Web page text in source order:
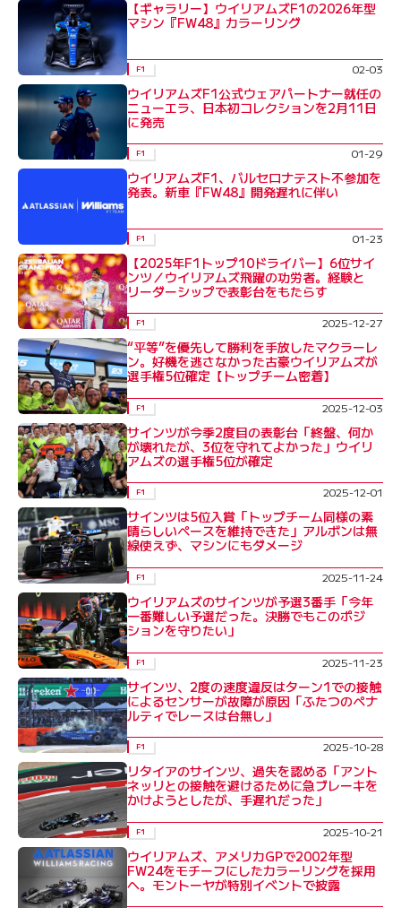
【ギャラリー】ウイリアムズF1の2026年型
マシン『FW48』カラーリング
F1 02-03
ウイリアムズF1公式ウェアパートナー就任の
ニューエラ、日本初コレクションを2月11日
に発売
F1 01-29
ウイリアムズF1、バルセロナテスト不参加を
発表。新車『FW48』開発遅れに伴い
F1 01-23
【2025年F1トップ10ドライバー】6位サイ
ンツ／ウイリアムズ飛躍の功労者。経験と
リーダーシップで表彰台をもたらす
F1 2025-12-27
“平等”を優先して勝利を手放したマクラーレ
ン。好機を逃さなかった古豪ウイリアムズが
選手権5位確定【トップチーム密着】
F1 2025-12-03
サインツが今季2度目の表彰台「終盤、何か
が壊れたが、3位を守れてよかった」ウイリ
アムズの選手権5位が確定
F1 2025-12-01
サインツは5位入賞「トップチーム同様の素
晴らしいペースを維持できた」アルボンは無
線使えず、マシンにもダメージ
F1 2025-11-24
ウイリアムズのサインツが予選3番手「今年
一番難しい予選だった。決勝でもこのポジ
ションを守りたい」
F1 2025-11-23
サインツ、2度の速度違反はターン1での接触
によるセンサーが故障が原因「ふたつのペナ
ルティでレースは台無し」
F1 2025-10-28
リタイアのサインツ、過失を認める「アント
ネッリとの接触を避けるために急ブレーキを
かけようとしたが、手遅れだった」
F1 2025-10-21
ウイリアムズ、アメリカGPで2002年型
FW24をモチーフにしたカラーリングを採用
へ。モントーヤが特別イベントで披露